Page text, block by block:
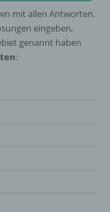
mit allen Antworten.
eingeben,
genannt haben
: